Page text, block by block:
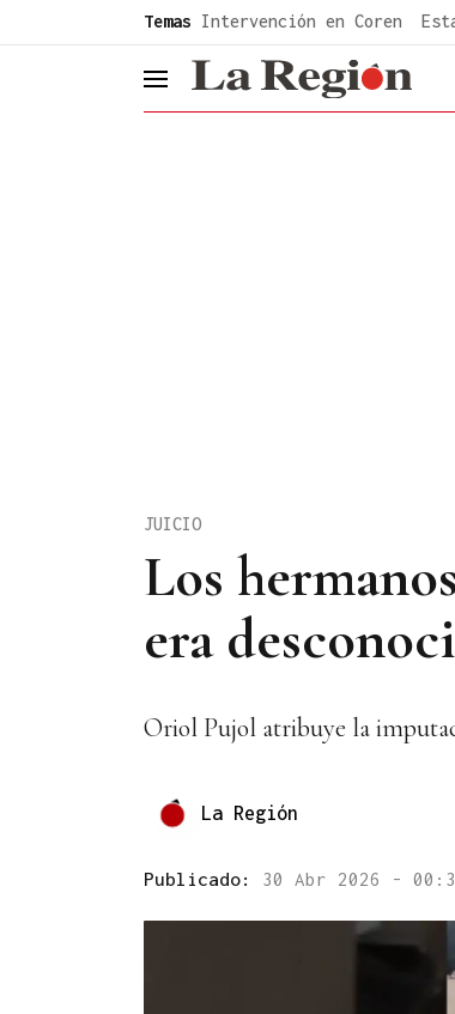
Temas Intervención en Coren
header.menu.open
Los
era
JUICIO
Oriol Pujol atribuye la
La Región
Publicado: 30 Abr 2026 -